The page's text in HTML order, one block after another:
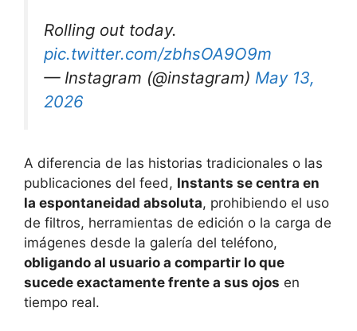
Rolling out today.
pic.twitter.com/zbhsOA9O9m
— Instagram (@instagram) May 13,
2026
A diferencia de las historias tradicionales o las
publicaciones del feed, Instants se centra en
la espontaneidad absoluta, prohibiendo el uso
de filtros, herramientas de edición o la carga de
imágenes desde la galería del teléfono,
obligando al usuario a compartir lo que
sucede exactamente frente a sus ojos en
tiempo real.